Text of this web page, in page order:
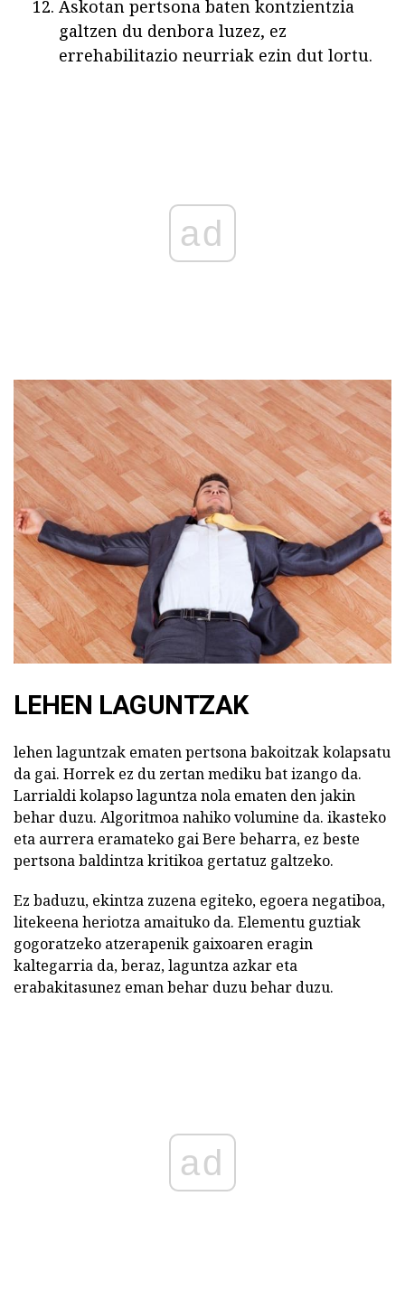
Askotan pertsona baten kontzientzia
galtzen du denbora luzez, ez
errehabilitazio neurriak ezin dut lortu.
ad
LEHEN LAGUNTZAK
lehen laguntzak ematen pertsona bakoitzak kolapsatu
da gai. Horrek ez du zertan mediku bat izango da.
Larrialdi kolapso laguntza nola ematen den jakin
behar duzu. Algoritmoa nahiko volumine da. ikasteko
eta aurrera eramateko gai Bere beharra, ez beste
pertsona baldintza kritikoa gertatuz galtzeko.
Ez baduzu, ekintza zuzena egiteko, egoera negatiboa,
litekeena heriotza amaituko da. Elementu guztiak
gogoratzeko atzerapenik gaixoaren eragin
kaltegarria da, beraz, laguntza azkar eta
erabakitasunez eman behar duzu behar duzu.
ad